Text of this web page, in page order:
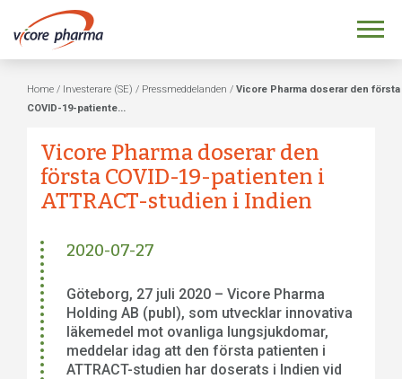
Home / Investerare (SE) / Pressmeddelanden / Vicore Pharma doserar den första
COVID-19-patiente...
Vicore Pharma doserar den
första COVID-19-patienten i
ATTRACT-studien i Indien
2020-07-27
Göteborg, 27 juli 2020 – Vicore Pharma
Holding AB (publ), som utvecklar innovativa
läkemedel mot ovanliga lungsjukdomar,
meddelar idag att den första patienten i
ATTRACT-studien har doserats i Indien vid